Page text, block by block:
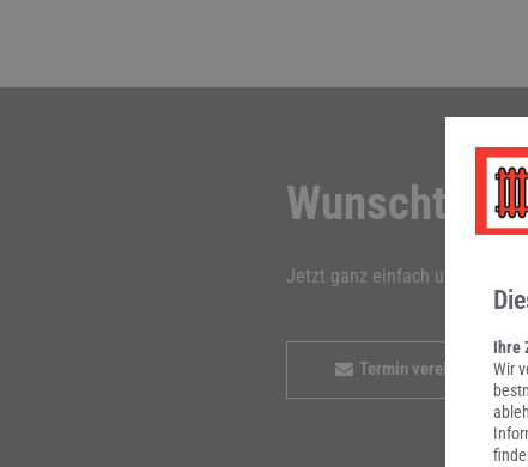
Jetzt ganz einfach und
Termin vereinbaren
Ihre
Wir